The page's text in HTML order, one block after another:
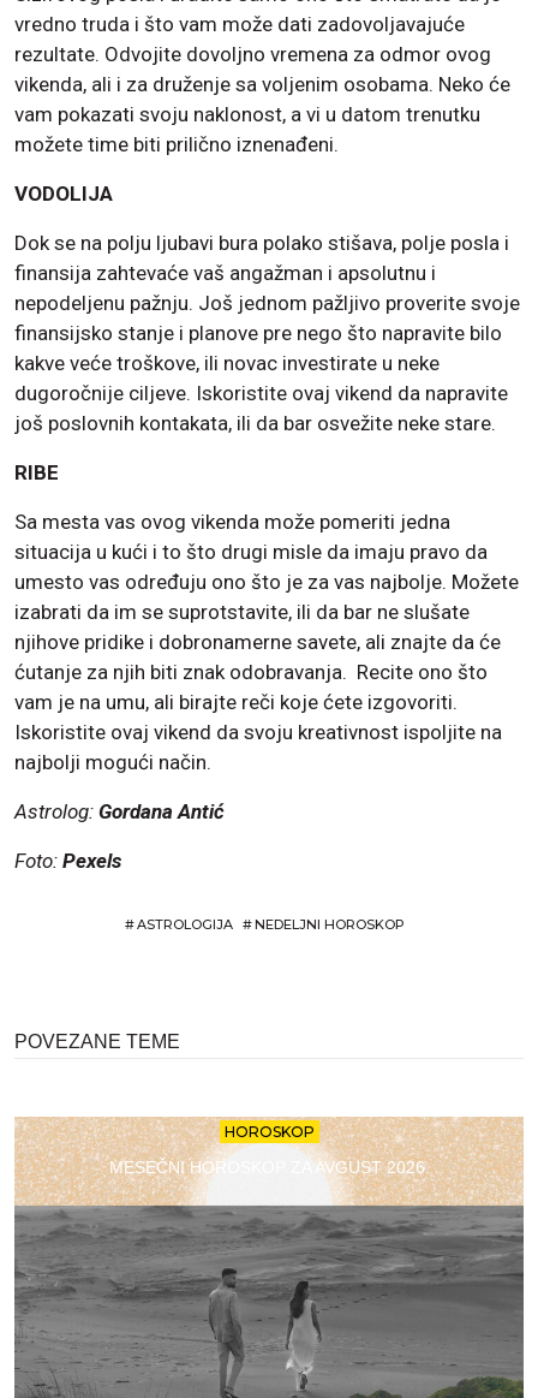
vredno truda i što vam može dati zadovoljavajuće
rezultate. Odvojite dovoljno vremena za odmor ovog
vikenda, ali i za druženje sa voljenim osobama. Neko će
vam pokazati svoju naklonost, a vi u datom trenutku
možete time biti prilično iznenađeni.
VODOLIJA
Dok se na polju ljubavi bura polako stišava, polje posla i
finansija zahtevaće vaš angažman i apsolutnu i
nepodeljenu pažnju. Još jednom pažljivo proverite svoje
finansijsko stanje i planove pre nego što napravite bilo
kakve veće troškove, ili novac investirate u neke
dugoročnije ciljeve. Iskoristite ovaj vikend da napravite
još poslovnih kontakata, ili da bar osvežite neke stare.
RIBE
Sa mesta vas ovog vikenda može pomeriti jedna
situacija u kući i to što drugi misle da imaju pravo da
umesto vas određuju ono što je za vas najbolje. Možete
izabrati da im se suprotstavite, ili da bar ne slušate
njihove pridike i dobronamerne savete, ali znajte da će
ćutanje za njih biti znak odobravanja. Recite ono što
vam je na umu, ali birajte reči koje ćete izgovoriti.
Iskoristite ovaj vikend da svoju kreativnost ispoljite na
najbolji mogući način.
Astrolog: Gordana Antić
Foto: Pexels
#ASTROLOGIJA #NEDELJNI HOROSKOP
POVEZANE TEME
HOROSKOP
MESEČNI HOROSKOP ZA AVGUST 2026.